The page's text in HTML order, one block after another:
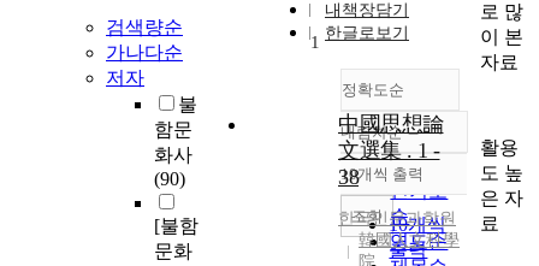
검색량순
가나다순
저자
불
함문
화사
(90)
[불함
문화
내책장담기
한글로보기
정확도순
정확도
순
인기도
순
연도순
내림차순
내림차순
10개씩 출력
10개씩
출력
조회
1
中國思想論
文選集 . 1 -
38
한국인문과학원
韓國人文科學
院
로 많
이 본
자료
활용
도 높
은 자
료